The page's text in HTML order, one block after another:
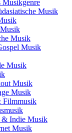
Musikgenre
Musik
Musik
Musik
Musik
Musik
Musik
Filmmusik
& Indie Musik
Musik